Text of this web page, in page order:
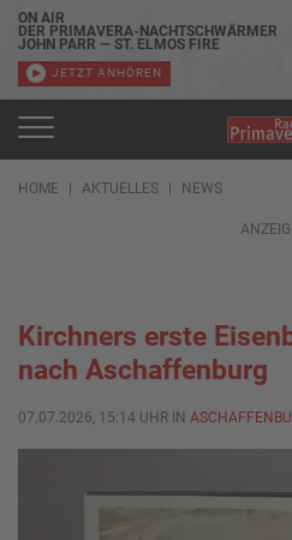
ON AIR
DER PRIMAVERA-NACHTSCHWÄRMER
JOHN PARR — ST. ELMOS FIRE
JETZT ANHÖREN
HOME AKTUELLES NEWS
Kirchners erste
nach Aschaffenburg
07.07.2026, 15:14 UHR IN